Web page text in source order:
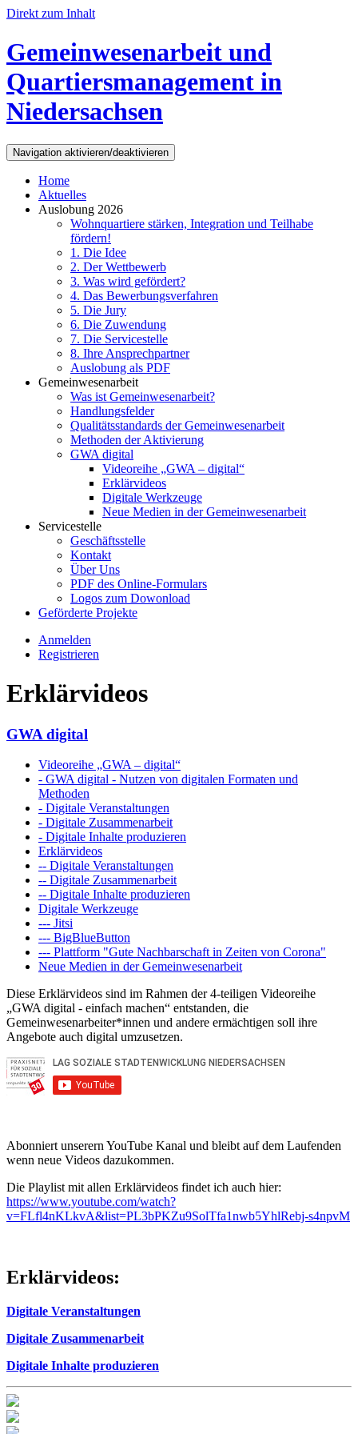
Direkt zum Inhalt
Gemeinwesenarbeit und
Quartiersmanagement in
Niedersachsen
Navigation aktivieren/deaktivieren
Home
Aktuelles
Auslobung 2026
Wohnquartiere stärken, Integration und Teilhabe
fördern!
1. Die Idee
2. Der Wettbewerb
3. Was wird gefördert?
4. Das Bewerbungsverfahren
5. Die Jury
6. Die Zuwendung
7. Die Servicestelle
8. Ihre Ansprechpartner
Auslobung als PDF
Gemeinwesenarbeit
Was ist Gemeinwesenarbeit?
Handlungsfelder
Qualitätsstandards der Gemeinwesenarbeit
Methoden der Aktivierung
GWA digital
Videoreihe „GWA – digital“
Erklärvideos
Digitale Werkzeuge
Neue Medien in der Gemeinwesenarbeit
Servicestelle
Geschäftsstelle
Kontakt
Über Uns
PDF des Online-Formulars
Logos zum Dowonload
Geförderte Projekte
Anmelden
Registrieren
Erklärvideos
GWA digital
Videoreihe „GWA – digital“
- GWA digital - Nutzen von digitalen Formaten und
Methoden
- Digitale Veranstaltungen
- Digitale Zusammenarbeit
- Digitale Inhalte produzieren
Erklärvideos
-- Digitale Veranstaltungen
-- Digitale Zusammenarbeit
-- Digitale Inhalte produzieren
Digitale Werkzeuge
--- Jitsi
--- BigBlueButton
--- Plattform "Gute Nachbarschaft in Zeiten von Corona"
Neue Medien in der Gemeinwesenarbeit
Diese Erklärvideos sind im Rahmen der 4-teiligen Videoreihe
„GWA digital - einfach machen“ entstanden, die
Gemeinwesenarbeiter*innen und andere ermächtigen soll ihre
Angebote auch digital umzusetzen.
Abonniert unserern YouTube Kanal und bleibt auf dem Laufenden
wenn neue Videos dazukommen.
Die Playlist mit allen Erklärvideos findet ich auch hier:
https://www.youtube.com/watch?
v=FLfl4nKLkvA&list=PL3bPKZu9SolTfa1nwb5YhlRebj-s4npvM
Erklärvideos:
Digitale Veranstaltungen
Digitale Zusammenarbeit
Digitale Inhalte produzieren